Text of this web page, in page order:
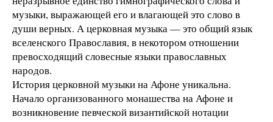
музыки, выражающей его и влагающей это слово в
души верных. А церковная музыка — это общий язык
вселенского Православия, в некотором отношении
превосходящий словесные языки православных
народов.
История церковной музыки на Афоне уникальна.
Начало организованного монашества на Афоне и
возникновение певческой византийской нотации